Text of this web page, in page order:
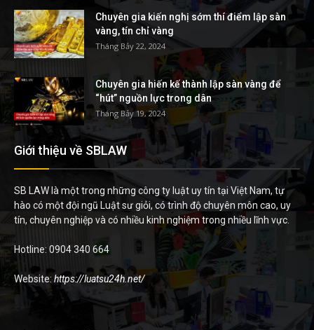
Chuyên gia kiến nghị sớm thí điểm lập sàn
vàng, tín chỉ vàng
Tháng Bảy 22, 2024
Chuyên gia hiến kế thành lập sàn vàng để
“hút” nguồn lực trong dân
Tháng Bảy 19, 2024
Giới thiệu về SBLAW
SB LAW là một trong những công ty luật uy tín tại Việt Nam, tự
hào có một đội ngũ Luật sư giỏi, có trình độ chuyên môn cao, uy
tín, chuyên nghiệp và có nhiều kinh nghiệm trong nhiều lĩnh vực.
Hotline: 0904 340 664
Website: https://luatsu24h.net/